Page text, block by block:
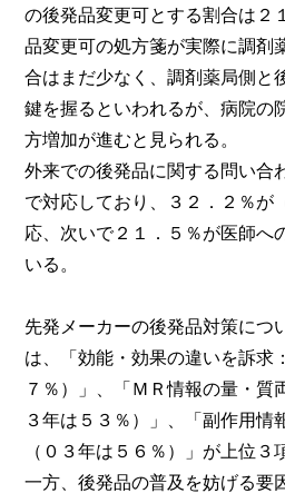
の後発品変更可とする割合は２
品変更可の処方箋が実際に調剤
合はまだ少なく、調剤薬局側と
鍵を握るといわれるが、病院の
方増加が進むと見られる。
外来での後発品に関する問い合
で対応しており、３２．２％が
応、次いで２１．５％が医師へ
いる。
先発メーカーの後発品対策につ
は、「効能・効果の違いを訴求
７％）」、「ＭＲ情報の量・質
３年は５３％）」、「副作用情
（０３年は５６％）」が上位３
一方、後発品の普及を妨げる要